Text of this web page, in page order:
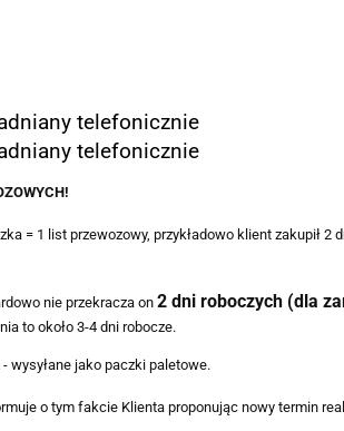
telefonicznie
telefonicznie
= 1 list przewozowy, przykładowo klient zakupił 2
nie przekracza on 2 dni roboczych (dla
to około 3-4 dni robocze.
wysyłane jako paczki paletowe.
o tym fakcie Klienta proponując nowy termin